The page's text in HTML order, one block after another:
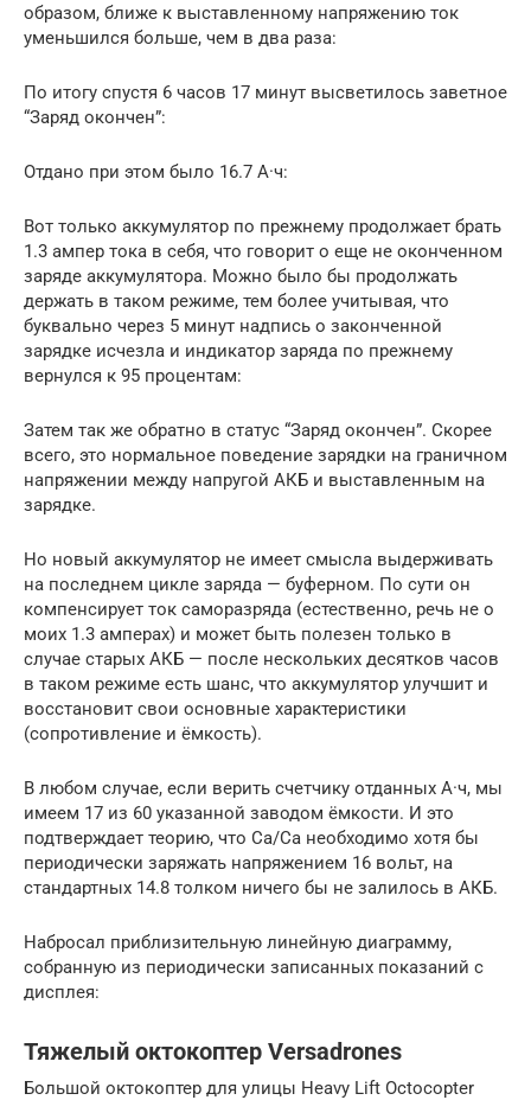
образом, ближе к выставленному напряжению ток
уменьшился больше, чем в два раза:
По итогу спустя 6 часов 17 минут высветилось заветное
“Заряд окончен”:
Отдано при этом было 16.7 А·ч:
Вот только аккумулятор по прежнему продолжает брать
1.3 ампер тока в себя, что говорит о еще не оконченном
заряде аккумулятора. Можно было бы продолжать
держать в таком режиме, тем более учитывая, что
буквально через 5 минут надпись о законченной
зарядке исчезла и индикатор заряда по прежнему
вернулся к 95 процентам:
Затем так же обратно в статус “Заряд окончен”. Скорее
всего, это нормальное поведение зарядки на граничном
напряжении между напругой АКБ и выставленным на
зарядке.
Но новый аккумулятор не имеет смысла выдерживать
на последнем цикле заряда — буферном. По сути он
компенсирует ток саморазряда (естественно, речь не о
моих 1.3 амперах) и может быть полезен только в
случае старых АКБ — после нескольких десятков часов
в таком режиме есть шанс, что аккумулятор улучшит и
восстановит свои основные характеристики
(сопротивление и ёмкость).
В любом случае, если верить счетчику отданных А·ч, мы
имеем 17 из 60 указанной заводом ёмкости. И это
подтверждает теорию, что Ca/Ca необходимо хотя бы
периодически заряжать напряжением 16 вольт, на
стандартных 14.8 толком ничего бы не залилось в АКБ.
Набросал приблизительную линейную диаграмму,
собранную из периодически записанных показаний с
дисплея:
Тяжелый октокоптер Versadrones
Большой октокоптер для улицы Heavy Lift Octocopter